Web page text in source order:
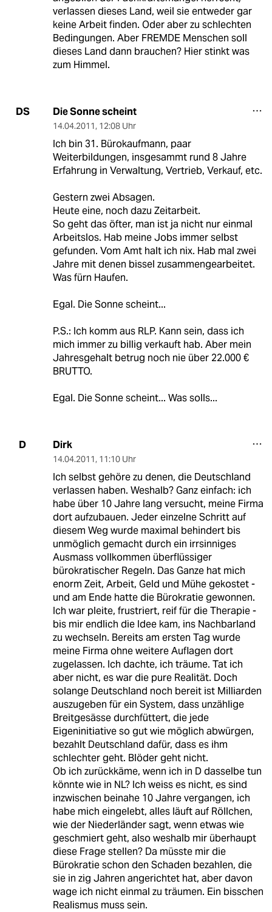
verlassen dieses Land, weil sie entweder gar
keine Arbeit finden. Oder aber zu schlechten
Bedingungen. Aber FREMDE Menschen soll
dieses Land dann brauchen? Hier stinkt was
zum Himmel.
DS Die Sonne scheint
14.04.2011, 12:08 Uhr
Ich bin 31. Bürokaufmann, paar
Weiterbildungen, insgesammt rund 8 Jahre
Erfahrung in Verwaltung, Vertrieb, Verkauf, etc.
Gestern zwei Absagen.
Heute eine, noch dazu Zeitarbeit.
So geht das öfter, man ist ja nicht nur einmal
Arbeitslos. Hab meine Jobs immer selbst
gefunden. Vom Amt halt ich nix. Hab mal zwei
Jahre mit denen bissel zusammengearbeitet.
Was fürn Haufen.
Egal. Die Sonne scheint...
P.S.: Ich komm aus RLP. Kann sein, dass ich
mich immer zu billig verkauft hab. Aber mein
Jahresgehalt betrug noch nie über 22.000 €
BRUTTO.
Egal. Die Sonne scheint... Was solls...
D Dirk
14.04.2011, 11:10 Uhr
Ich selbst gehöre zu denen, die Deutschland
verlassen haben. Weshalb? Ganz einfach: ich
habe über 10 Jahre lang versucht, meine Firma
dort aufzubauen. Jeder einzelne Schritt auf
diesem Weg wurde maximal behindert bis
unmöglich gemacht durch ein irrsinniges
Ausmass vollkommen überflüssiger
bürokratischer Regeln. Das Ganze hat mich
enorm Zeit, Arbeit, Geld und Mühe gekostet -
und am Ende hatte die Bürokratie gewonnen.
Ich war pleite, frustriert, reif für die Therapie -
bis mir endlich die Idee kam, ins Nachbarland
zu wechseln. Bereits am ersten Tag wurde
meine Firma ohne weitere Auflagen dort
zugelassen. Ich dachte, ich träume. Tat ich
aber nicht, es war die pure Realität. Doch
solange Deutschland noch bereit ist Milliarden
auszugeben für ein System, dass unzählige
Breitgesässe durchfüttert, die jede
Eigeninitiative so gut wie möglich abwürgen,
bezahlt Deutschland dafür, dass es ihm
schlechter geht. Blöder geht nicht.
Ob ich zurückkäme, wenn ich in D dasselbe tun
könnte wie in NL? Ich weiss es nicht, es sind
inzwischen beinahe 10 Jahre vergangen, ich
habe mich eingelebt, alles läuft auf Röllchen,
wie der Niederländer sagt, wenn etwas wie
geschmiert geht, also weshalb mir überhaupt
diese Frage stellen? Da müsste mir die
Bürokratie schon den Schaden bezahlen, die
sie in zig Jahren angerichtet hat, aber davon
wage ich nicht einmal zu träumen. Ein bisschen
Realismus muss sein.